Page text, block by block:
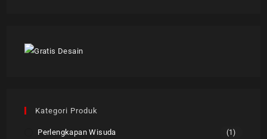
Kategori Produk
Perlengkapan Wisuda (1)